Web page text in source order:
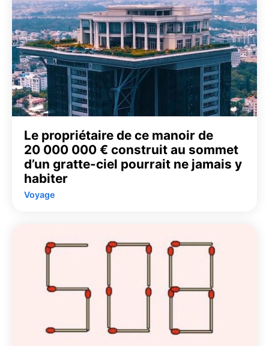
Le propriétaire de ce manoir de
20 000 000 € construit au sommet
d’un gratte-ciel pourrait ne jamais y
habiter
Voyage